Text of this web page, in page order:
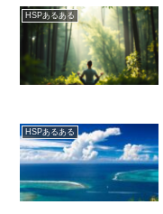
HSPあるある
HSPあるある